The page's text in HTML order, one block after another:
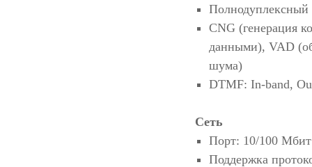
CNG (генерация
данными), VAD
шума)
DTMF: In-band,
Сеть
Порт: 10/100
Поддержка